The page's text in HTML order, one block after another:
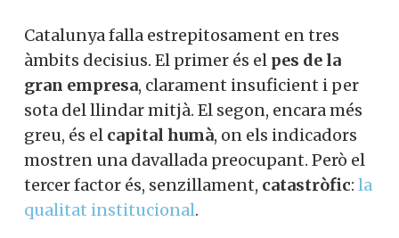
Catalunya falla estrepitosament en tres
àmbits decisius. El primer és el pes de la
gran empresa, clarament insuficient i per
sota del llindar mitjà. El segon, encara més
greu, és el capital humà, on els indicadors
mostren una davallada preocupant. Però el
tercer factor és, senzillament, catastròfic: la
qualitat institucional.